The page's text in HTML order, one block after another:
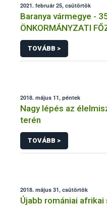
2021. február 25, csütörtök
Baranya vármegye -
ÖNKORMÁNYZATI
TOVÁBB >
2018. május 11, péntek
Nagy lépés az
terén
TOVÁBB >
2018. május 31, csütörtök
Újabb romániai